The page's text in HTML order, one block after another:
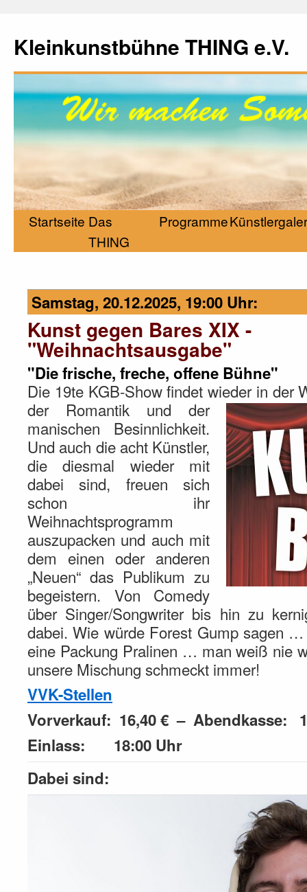
Kleinkunstbühne THING e.V.
Startseite Das
THING
Programme
Samstag, 20.12.2025, 19:00 Uhr:
Kunst gegen Bares XIX -
"Weihnachtsausgabe"
"Die frische, freche, offene Bühne"
Die 19te KGB-Show findet wieder in der
der Romantik und der
manischen Besinnlichkeit.
Und auch die acht Künstler,
die diesmal wieder mit
dabei sind, freuen sich
schon ihr
Weihnachtsprogramm
auszupacken und auch mit
dem einen oder anderen
„Neuen“ das Publikum zu
begeistern. Von Comedy
über Singer/Songwriter bis hin zu
dabei. Wie würde Forest Gump sagen
eine Packung Pralinen … man weiß nie
unsere Mischung schmeckt immer!
VVK-Stellen
Vorverkauf: 16,40 € – Abendkasse:
Einlass: 18:00 Uhr
Dabei sind: